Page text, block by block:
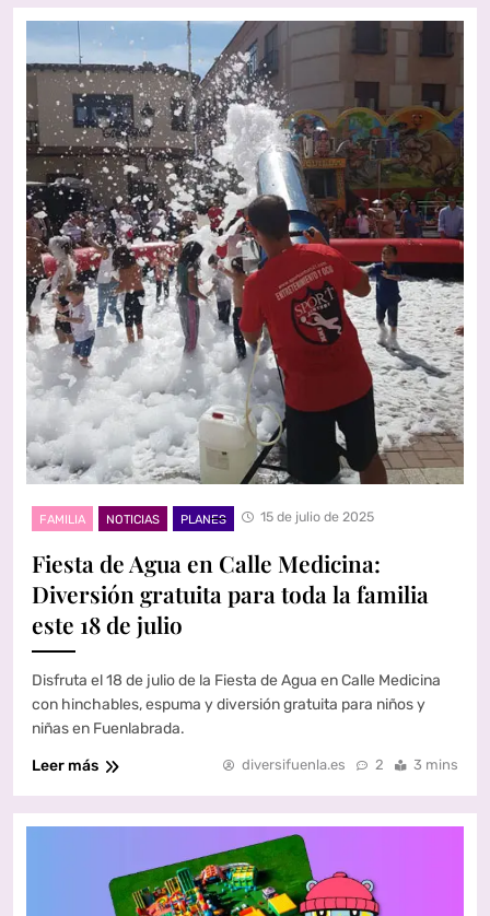
FAMILIA NOTICIAS PLANES 15 de julio de 2025
Fiesta de Agua en Calle Medicina:
Diversión gratuita para toda la familia
este 18 de julio
Disfruta el 18 de julio de la Fiesta de Agua en Calle Medicina
con hinchables, espuma y diversión gratuita para niños y
niñas en Fuenlabrada.
Leer más
diversifuenla.es 2 3 mins